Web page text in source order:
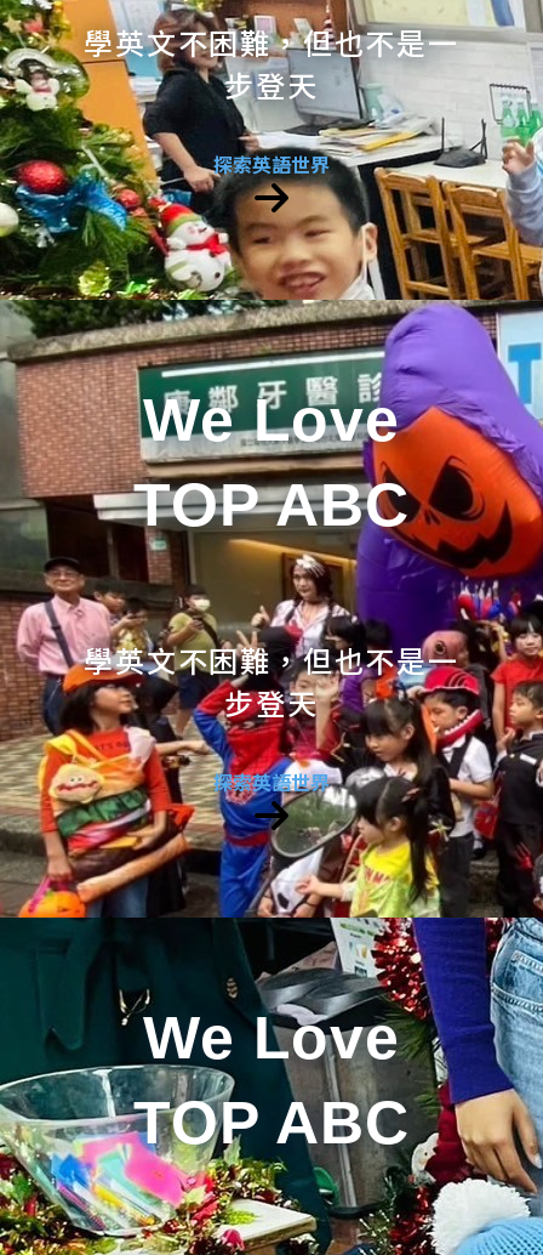
學英文不困難，但也不是一
步登天
探索英語世界
We Love
TOP ABC
學英文不困難，但也不是一
步登天
探索英語世界
We Love
TOP ABC